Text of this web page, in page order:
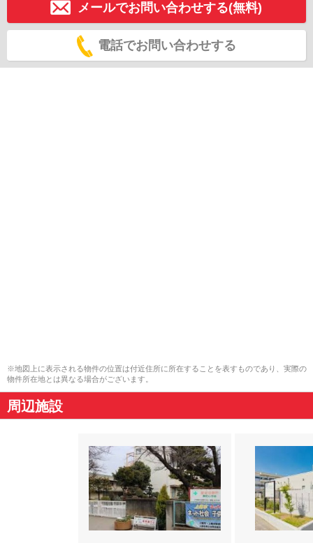
メールでお問い合わせする(無料)
電話でお問い合わせする
※地図上に表示される物件の位置は付近住所に所在することを表すものであり、実際の
物件所在地とは異なる場合がございます。
周辺施設